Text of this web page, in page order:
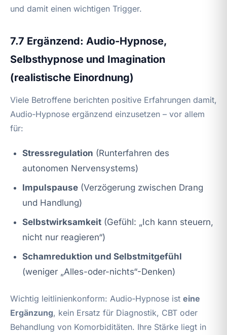
und damit einen wichtigen Trigger.
7.7 Ergänzend: Audio-Hypnose,
Selbsthypnose und Imagination
(realistische Einordnung)
Viele Betroffene berichten positive Erfahrungen damit,
Audio‑Hypnose ergänzend einzusetzen – vor allem
für:
Stressregulation (Runterfahren des
autonomen Nervensystems)
Impulspause (Verzögerung zwischen Drang
und Handlung)
Selbstwirksamkeit (Gefühl: „Ich kann steuern,
nicht nur reagieren“)
Schamreduktion und Selbstmitgefühl
(weniger „Alles-oder-nichts“-Denken)
Wichtig leitlinienkonform: Audio‑Hypnose ist eine
Ergänzung, kein Ersatz für Diagnostik, CBT oder
Behandlung von Komorbiditäten. Ihre Stärke liegt in